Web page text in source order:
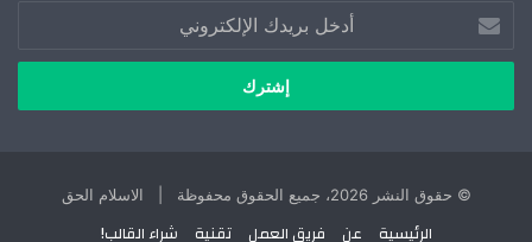
بريدك
الإلكتروني
© حقوق النشر 2026، جميع الحقوق محفوظة | الاسلام الحق
الرئيسية عن فريق العمل تقنية شراء القالب!